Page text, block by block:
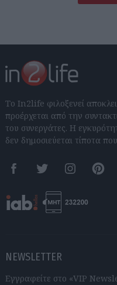
Το In2life φιλοξενεί
προέρχεται από την
του συνεργάτες. Η
δεν δημοσιεύεται τίποτα
FacebookTwitter Instagram
NEWSLETTER
Εγγραφείτε στο «VIP